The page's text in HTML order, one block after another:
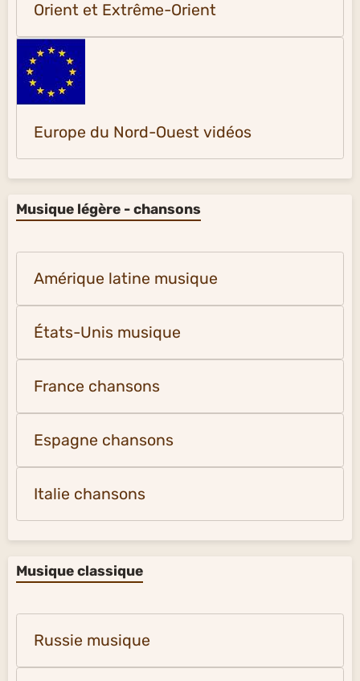
Orient et Extrême-Orient
Europe du Nord-Ouest vidéos
Musique légère - chansons
Amérique latine musique
États-Unis musique
France chansons
Espagne chansons
Italie chansons
Musique classique
Russie musique